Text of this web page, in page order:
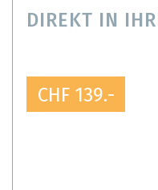
DIREKT IN
CHF 139.-